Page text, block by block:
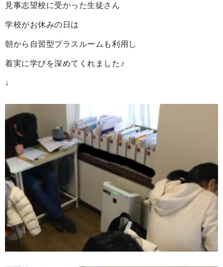
見事志望校に受かった生徒さん
学校がお休みの日は
朝から自習型プラスルームも利用し
着実に学びを深めてくれました♪
↓